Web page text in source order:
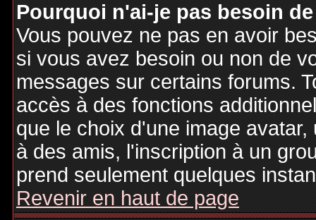
Pourquoi n'ai-je pas besoin
Vous pouvez ne pas en avoir
si vous avez besoin ou non de
messages sur certains forums.
accès à des fonctions
que le choix d'une image
à des amis, l'inscription à un
prend seulement quelques
Revenir en haut de page